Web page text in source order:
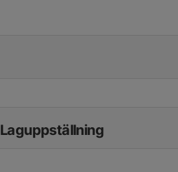
Laguppställning